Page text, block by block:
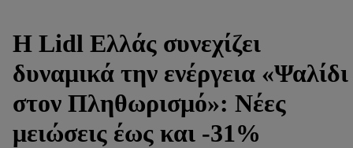
Η Lidl Ελλάς συνεχίζει
δυναμικά την ενέργεια «Ψαλίδι
στον Πληθωρισμό»: Νέες
μειώσεις έως και -31%